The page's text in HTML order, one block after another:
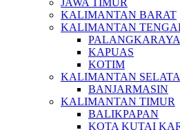
JAWA TIMUR
KALIMANTAN BARAT
KALIMANTAN
PALANGKARAYA
KAPUAS
KOTIM
KALIMANTAN
BANJARMASIN
KALIMANTAN TIMUR
BALIKPAPAN
KOTA KUTAI